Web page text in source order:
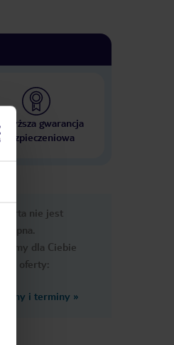
gwarancja
oferta nie jest
dla Ciebie
oferty:
ceny i terminy »